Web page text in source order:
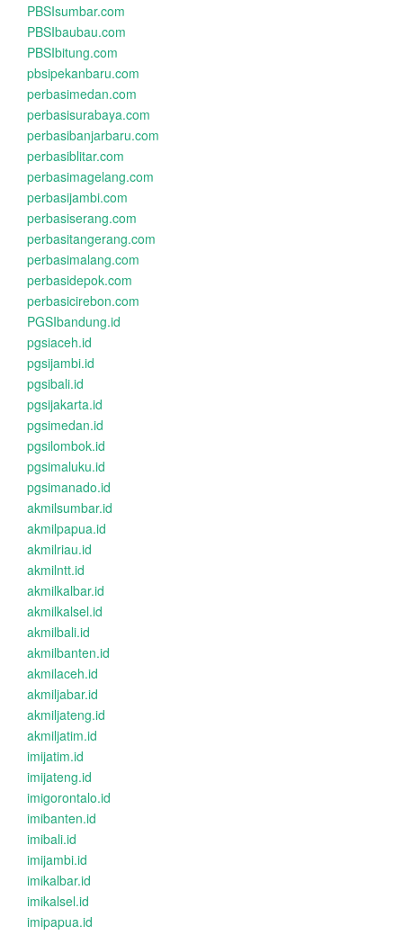
PBSIsumbar.com
PBSIbaubau.com
PBSIbitung.com
pbsipekanbaru.com
perbasimedan.com
perbasisurabaya.com
perbasibanjarbaru.com
perbasiblitar.com
perbasimagelang.com
perbasijambi.com
perbasiserang.com
perbasitangerang.com
perbasimalang.com
perbasidepok.com
perbasicirebon.com
PGSIbandung.id
pgsiaceh.id
pgsijambi.id
pgsibali.id
pgsijakarta.id
pgsimedan.id
pgsilombok.id
pgsimaluku.id
pgsimanado.id
akmilsumbar.id
akmilpapua.id
akmilriau.id
akmilntt.id
akmilkalbar.id
akmilkalsel.id
akmilbali.id
akmilbanten.id
akmilaceh.id
akmiljabar.id
akmiljateng.id
akmiljatim.id
imijatim.id
imijateng.id
imigorontalo.id
imibanten.id
imibali.id
imijambi.id
imikalbar.id
imikalsel.id
imipapua.id